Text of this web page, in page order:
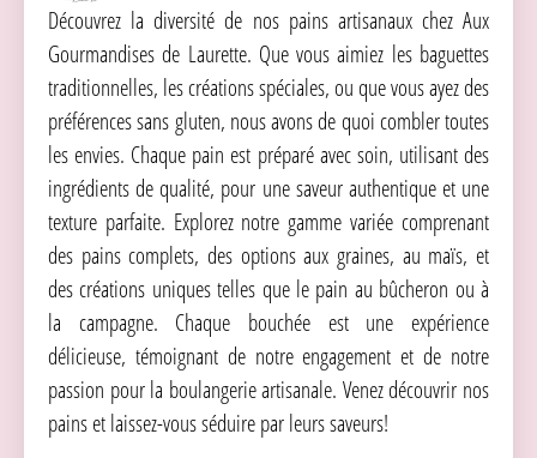
Découvrez la diversité de nos pains artisanaux chez Aux
Gourmandises de Laurette. Que vous aimiez les baguettes
traditionnelles, les créations spéciales, ou que vous ayez des
préférences sans gluten, nous avons de quoi combler toutes
les envies. Chaque pain est préparé avec soin, utilisant des
ingrédients de qualité, pour une saveur authentique et une
texture parfaite. Explorez notre gamme variée comprenant
des pains complets, des options aux graines, au maïs, et
des créations uniques telles que le pain au bûcheron ou à
la campagne. Chaque bouchée est une expérience
délicieuse, témoignant de notre engagement et de notre
passion pour la boulangerie artisanale. Venez découvrir nos
pains et laissez-vous séduire par leurs saveurs!